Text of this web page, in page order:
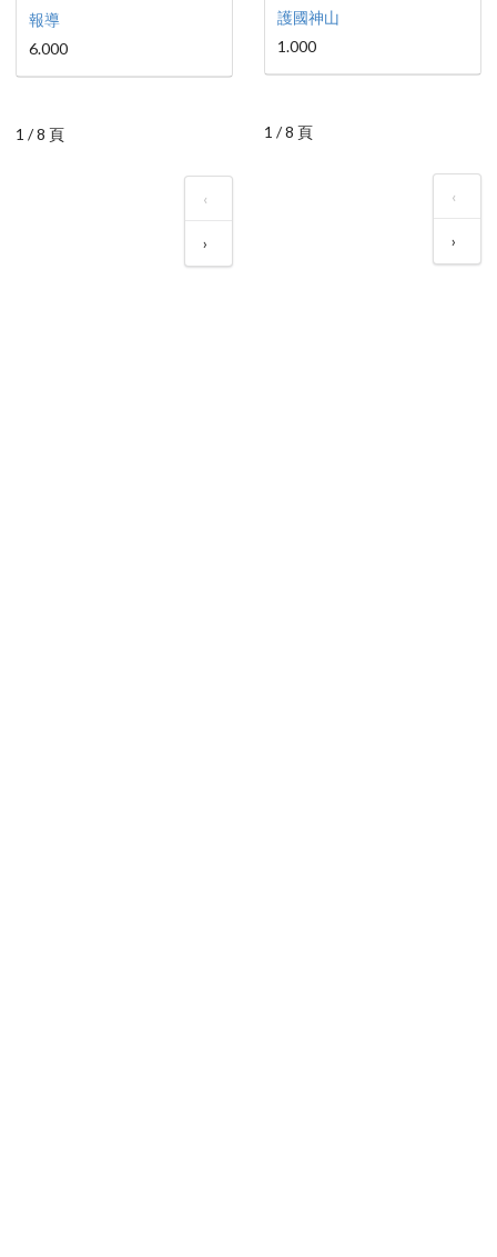
報導
6.000
1 / 8 頁
‹
›
護國神山
1.000
1 / 8 頁
‹
›